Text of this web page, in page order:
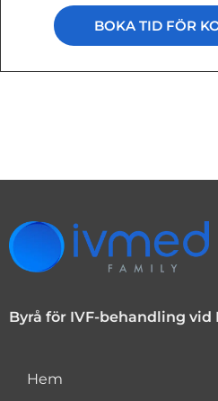
BOKA TID FÖR
Byrå för IVF-behandling vid
Hem